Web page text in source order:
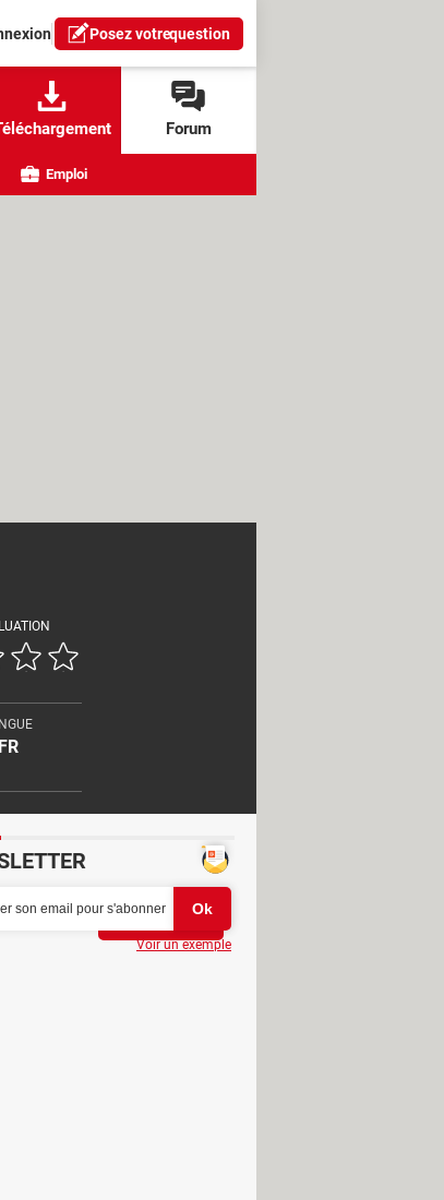
Posez votrequestion
Forum
Emploi
FR
Etant similaire au
Voir un exemple